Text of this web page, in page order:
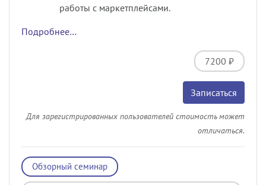
работы с маркетплейсами.
Подробнее…
7200 ₽
Записаться
Для зарегистрированных пользователей стоимость может
отличаться.
Обзорный семинар